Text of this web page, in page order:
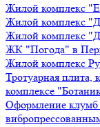
Жилой комплекс
Жилой комплекс
Жилой комплекс
ЖК "Погода" в
Жилой комплекс
Тротуарная
комплексе
Оформление